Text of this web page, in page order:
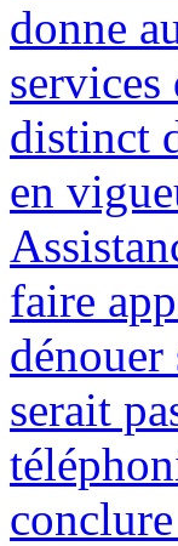
donne
distinct
en
faire
serait